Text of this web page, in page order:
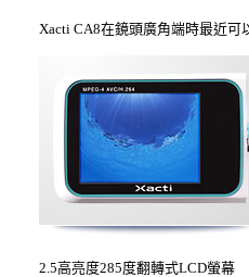
Xacti CA8在鏡頭廣角端時最近
2.5高亮度285度翻轉式LCD螢幕